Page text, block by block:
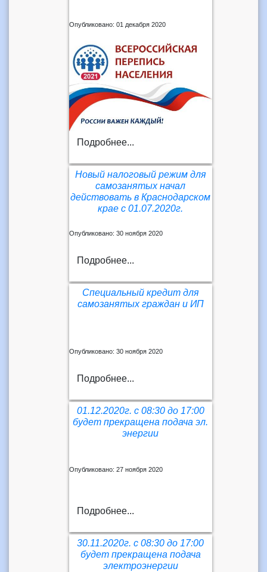
Опубликовано: 01 декабря 2020
Подробнее...
Новый налоговый режим для
самозанятых начал
действовать в Краснодарском
крае с 01.07.2020г.
Опубликовано: 30 ноября 2020
Подробнее...
Специальный кредит для
самозанятых граждан и ИП
Опубликовано: 30 ноября 2020
Подробнее...
01.12.2020г. с 08:30 до 17:00
будет прекращена подача эл.
энергии
Опубликовано: 27 ноября 2020
Подробнее...
30.11.2020г. с 08:30 до 17:00
будет прекращена подача
электроэнергии